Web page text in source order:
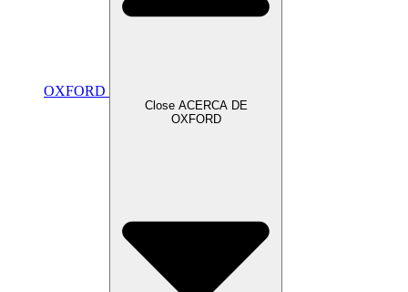
OXFORD
Close ACERCA DE
OXFORD